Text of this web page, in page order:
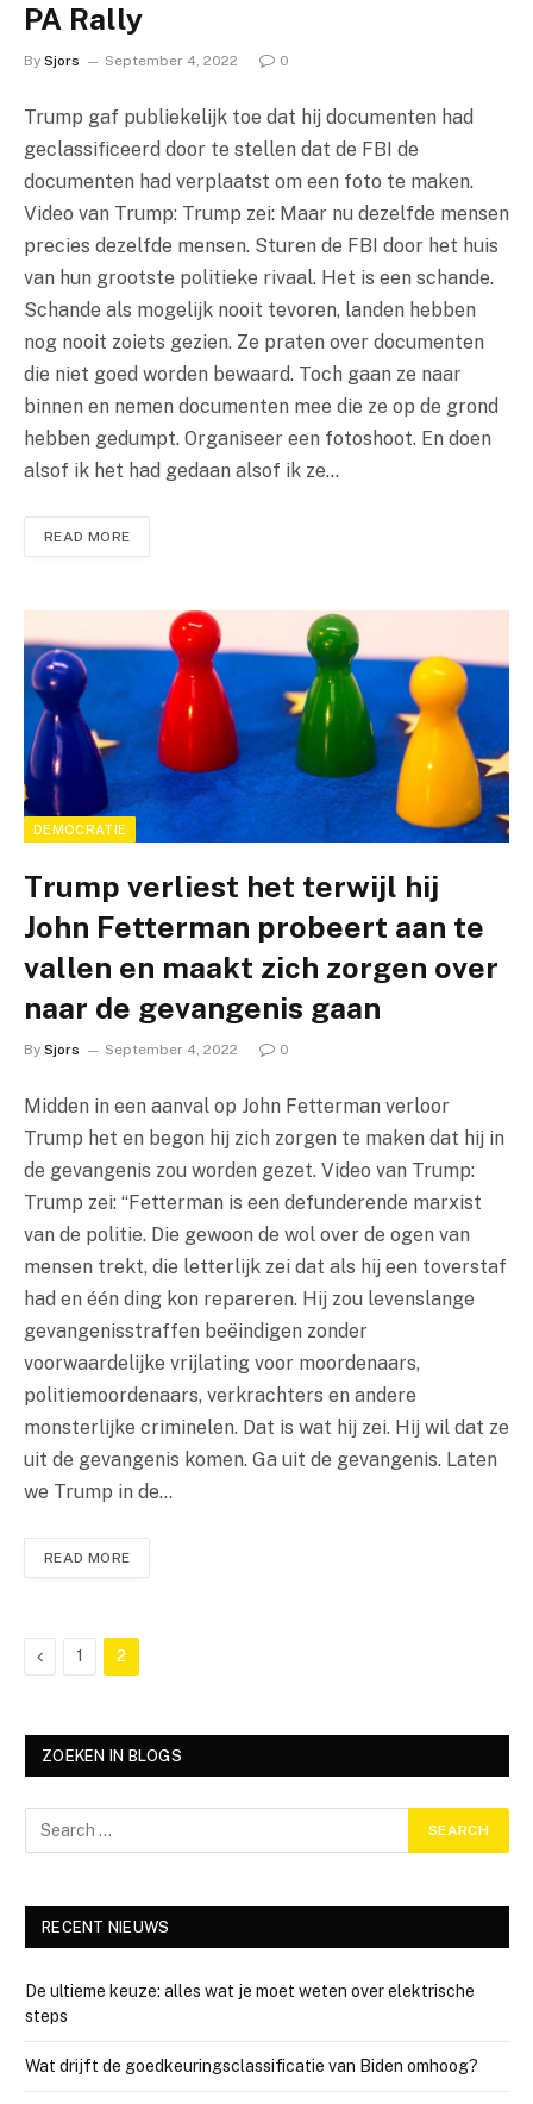
PA Rally
By Sjors September 4, 2022 0
Trump gaf publiekelijk toe dat hij documenten had
geclassificeerd door te stellen dat de FBI de
documenten had verplaatst om een ​​foto te maken.
Video van Trump: Trump zei: Maar nu dezelfde mensen
precies dezelfde mensen. Sturen de FBI door het huis
van hun grootste politieke rivaal. Het is een schande.
Schande als mogelijk nooit tevoren, landen hebben
nog nooit zoiets gezien. Ze praten over documenten
die niet goed worden bewaard. Toch gaan ze naar
binnen en nemen documenten mee die ze op de grond
hebben gedumpt. Organiseer een fotoshoot. En doen
alsof ik het had gedaan alsof ik ze…
READ MORE
DEMOCRATIE
Trump verliest het terwijl hij
John Fetterman probeert aan te
vallen en maakt zich zorgen over
naar de gevangenis gaan
By Sjors September 4, 2022 0
Midden in een aanval op John Fetterman verloor
Trump het en begon hij zich zorgen te maken dat hij in
de gevangenis zou worden gezet. Video van Trump:
Trump zei: “Fetterman is een defunderende marxist
van de politie. Die gewoon de wol over de ogen van
mensen trekt, die letterlijk zei dat als hij een toverstaf
had en één ding kon repareren. Hij zou levenslange
gevangenisstraffen beëindigen zonder
voorwaardelijke vrijlating voor moordenaars,
politiemoordenaars, verkrachters en andere
monsterlijke criminelen. Dat is wat hij zei. Hij wil dat ze
uit de gevangenis komen. Ga uit de gevangenis. Laten
we Trump in de…
READ MORE
Previous
1 2
ZOEKEN IN BLOGS
RECENT NIEUWS
De ultieme keuze: alles wat je moet weten over elektrische
steps
Wat drijft de goedkeuringsclassificatie van Biden omhoog?